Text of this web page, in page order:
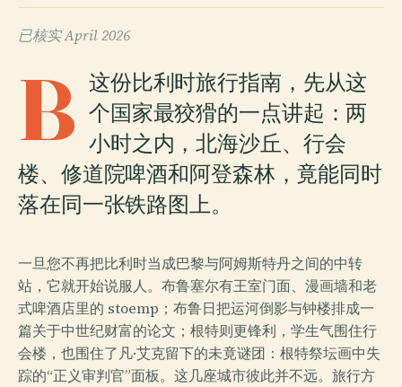
已核实April 2026
B 这份比利时旅行指南，先从这
个国家最狡猾的一点讲起：两
小时之内，北海沙丘、行会
楼、修道院啤酒和阿登森林，竟能同时
落在同一张铁路图上。
一旦您不再把比利时当成巴黎与阿姆斯特丹之间的中转
站，它就开始说服人。布鲁塞尔有王室门面、漫画墙和老
式啤酒店里的 stoemp；布鲁日把运河倒影与钟楼排成一
篇关于中世纪财富的论文；根特则更锋利，学生气围住行
会楼，也围住了凡·艾克留下的未竟谜团：根特祭坛画中失
踪的“正义审判官”面板。这几座城市彼此并不远。旅行方